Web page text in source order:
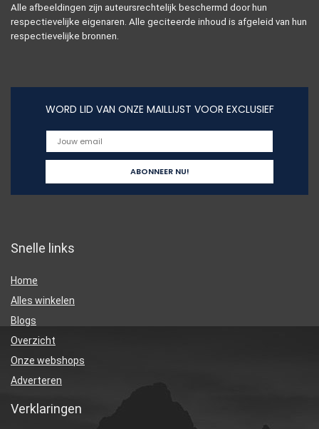
Alle afbeeldingen zijn auteursrechtelijk beschermd door hun
respectievelijke eigenaren. Alle geciteerde inhoud is afgeleid van hun
respectievelijke bronnen.
WORD LID VAN ONZE MAILLIJST VOOR EXCLUSIEF
Snelle links
Home
Alles winkelen
Blogs
Overzicht
Onze webshops
Adverteren
Verklaringen